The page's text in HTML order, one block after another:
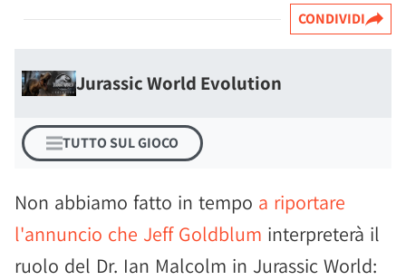
CONDIVIDI
Jurassic World Evolution
TUTTO SUL GIOCO
Non abbiamo fatto in tempo a riportare
l'annuncio che Jeff Goldblum interpreterà il
ruolo del Dr. Ian Malcolm in Jurassic World: